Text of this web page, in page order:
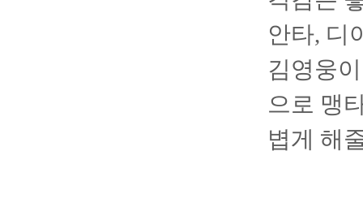
안타, 디
김영웅
으로 맹
볍게 해